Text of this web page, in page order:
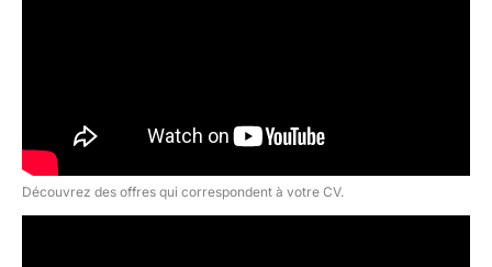
Découvrez des offres qui correspondent à votre CV.